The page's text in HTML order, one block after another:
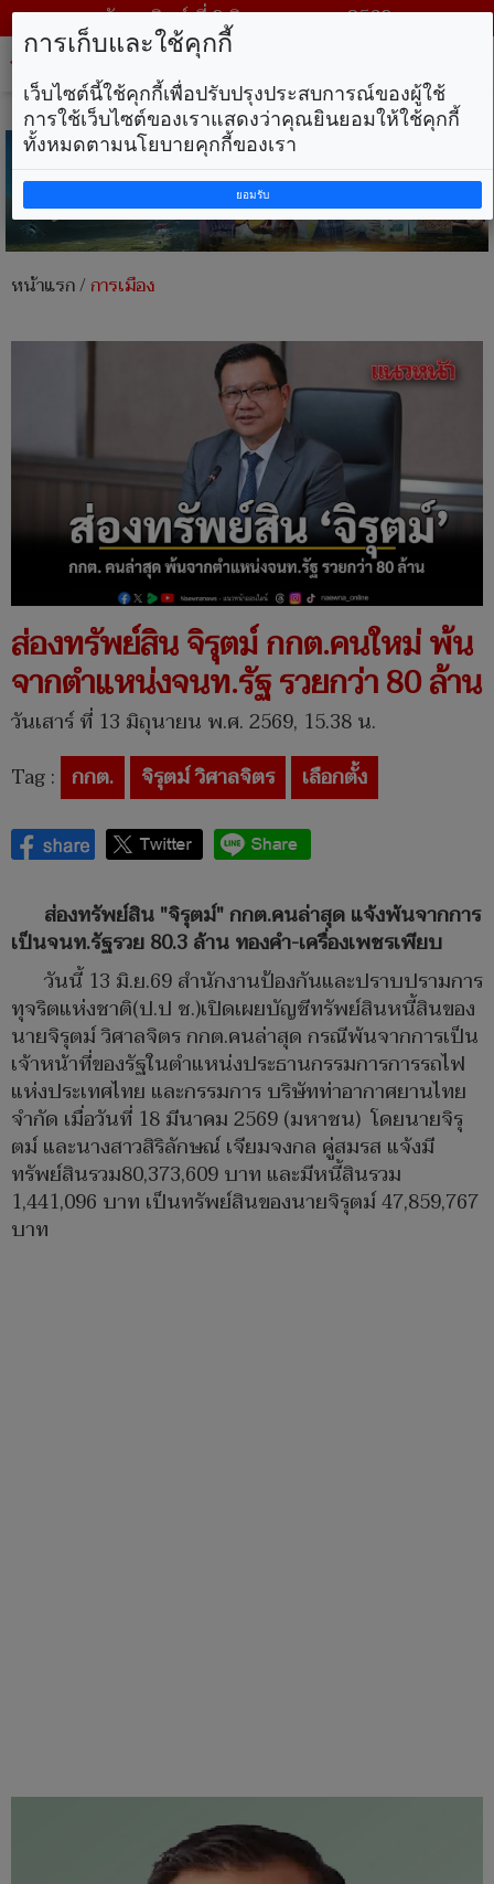
วันอาทิตย์ ที่ 9 สิงหาคม พ.ศ. 2569
หน้าแรก/การเมือง
ส่องทรัพย์สิน จิรุตม์ กกต.คนใหม่ พ้น
จากตำแหน่งจนท.รัฐ รวยกว่า 80 ล้าน
วันเสาร์ ที่ 13 มิถุนายน พ.ศ. 2569, 15.38 น.
Tag : กกต. จิรุตม์ วิศาลจิตร เลือกตั้ง
ส่องทรัพย์สิน "จิรุตม์" กกต.คนล่าสุด แจ้งพ้นจากการ
เป็นจนท.รัฐรวย 80.3 ล้าน ทองคำ-เครื่องเพชรเพียบ
วันนี้ 13 มิ.ย.69 สำนักงานป้องกันและปราบปรามการ
ทุจริตแห่งชาติ(ป.ป ช.)เปิดเผยบัญชีทรัพย์สินหนี้สินของ
นายจิรุตม์ วิศาลจิตร กกต.คนล่าสุด กรณีพ้นจากการเป็น
เจ้าหน้าที่ของรัฐในตำแหน่งประธานกรรมการการรถไฟ
แห่งประเทศไทย และกรรมการ บริษัทท่าอากาศยานไทย
จำกัด เมื่อวันที่ 18 มีนาคม 2569 (มหาชน) โดยนายจิรุ
ตม์ และนางสาวสิริลักษณ์ เจียมจงกล คู่สมรส แจ้งมี
ทรัพย์สินรวม80,373,609 บาท และมีหนี้สินรวม
1,441,096 บาท เป็นทรัพย์สินของนายจิรุตม์ 47,859,767
บาท
การเก็บและใช้คุกกี้
เว็บไซต์นี้ใช้คุกกี้เพื่อปรับปรุงประสบการณ์ของผู้ใช้
การใช้เว็บไซต์ของเราแสดงว่าคุณยินยอมให้ใช้คุกกี้
ทั้งหมดตามนโยบายคุกกี้ของเรา
ยอมรับ